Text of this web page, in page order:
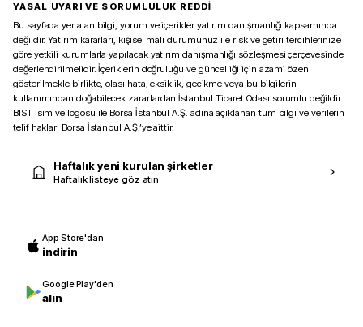
YASAL UYARI VE SORUMLULUK REDDİ
Bu sayfada yer alan bilgi, yorum ve içerikler yatırım danışmanlığı kapsamında
değildir. Yatırım kararları, kişisel mali durumunuz ile risk ve getiri tercihlerinize
göre yetkili kurumlarla yapılacak yatırım danışmanlığı sözleşmesi çerçevesinde
değerlendirilmelidir. İçeriklerin doğruluğu ve güncelliği için azami özen
gösterilmekle birlikte, olası hata, eksiklik, gecikme veya bu bilgilerin
kullanımından doğabilecek zararlardan İstanbul Ticaret Odası sorumlu değildir.
BIST isim ve logosu ile Borsa İstanbul A.Ş. adına açıklanan tüm bilgi ve verilerin
telif hakları Borsa İstanbul A.Ş.’ye aittir.
Haftalık yeni kurulan şirketler
Haftalık listeye göz atın
App Store'dan
indirin
Google Play'den
alın